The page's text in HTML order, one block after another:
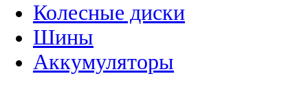
Колесные диски
Шины
Аккумуляторы